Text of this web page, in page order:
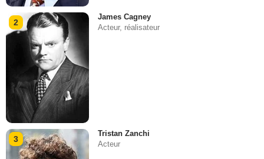
2
James Cagney
Acteur, réalisateur
3
Tristan Zanchi
Acteur